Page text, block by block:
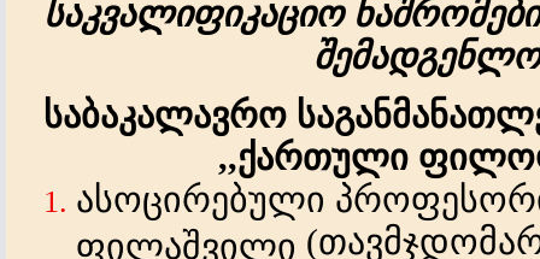
საკვალიფიკაციო
საბაკალავრო
,,ქართული
ასოცირებული
ფილაშვილი (